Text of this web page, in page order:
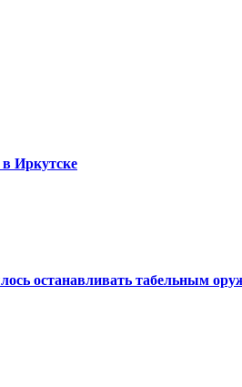
Иркутске
останавливать табельным